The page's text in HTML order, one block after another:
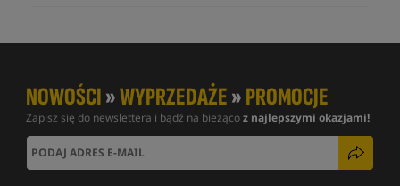
NOWOŚCI»WYPRZEDAŻE»PROMOCJE
Zapisz się do newslettera i bądź na bieżącoz najlepszymi okazjami!